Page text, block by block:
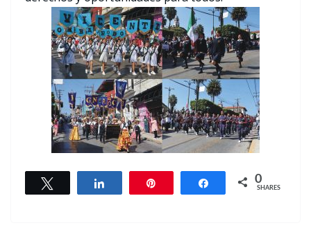
Share 0
SHARES